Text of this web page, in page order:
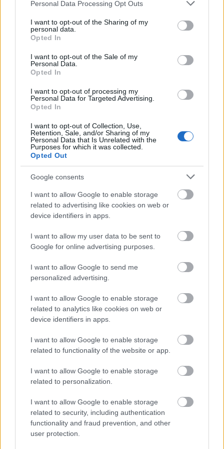
not limited to your visit or usage behaviour. You may click to
grant or deny consent to Google and its third-party tags to
use your data for below specified purposes in below Google
consent section.
Personal Data Processing Opt Outs
I want to opt-out of the Sharing of my
personal data.
Opted In
I want to opt-out of the Sale of my
Personal Data.
Opted In
I want to opt-out of processing my
Personal Data for Targeted Advertising.
Opted In
I want to opt-out of Collection, Use,
Retention, Sale, and/or Sharing of my
Personal Data that Is Unrelated with the
Purposes for which it was collected.
Opted Out
Google consents
I want to allow Google to enable storage
related to advertising like cookies on web or
device identifiers in apps.
I want to allow my user data to be sent to
Google for online advertising purposes.
I want to allow Google to send me
personalized advertising.
I want to allow Google to enable storage
related to analytics like cookies on web or
device identifiers in apps.
I want to allow Google to enable storage
related to functionality of the website or app.
I want to allow Google to enable storage
related to personalization.
I want to allow Google to enable storage
related to security, including authentication
functionality and fraud prevention, and other
user protection.
τμήμα της σύμβασης με τις διασυνδέσεις Ρόδος-
Σκύρος-Λέσβος, Χίος-Σάμος, Αίγινα-Μέγαρα και
Κεφαλλονιά-Κυλλήνη, κατακυρώθηκε στην
Prysmian Powerlink Srl.
διαγωνισμό με αντικείμενο τη σύναψη
συμφωνίας-πλαίσιο για τη μελέτη, προμήθεια
εξοπλισμού και εγκατάσταση νέων υποσταθμών
υψηλής τάσης καθώς και την επέκταση
υφιστάμενων υποδομών σε υπό διασύνδεση
νησιά και τα σημεία σύνδεσής τους με το
ηπειρωτικό ηλεκτρικό σύστημα, προκήρυξε ο
Ο διαγωνισμός προβλέπει την ανάπτυξη 9 νέων
υποσταθμών κλειστού τύπου, τεχνολογίας GIS,
Μυτιλήνη), Χίο, Σάμο, Κάρπαθο, Σκύρο και Τήνο
καθώς και την επέκταση δύο υποσταθμών της
Ρόδου, στη Σορωνή και στον Θερμοηλεκτρικό
Σταθμό του νησιού. Σημειώνεται ότι για τους
υποσταθμούς Δυτικής Λέσβου και Σορωνής
σχεδιάζεται επίσης η εγκατάσταση συστημάτων
στατής αντιστάθμισης ισχύος (STATCOM). Ο
ανέρχεται σε 291 εκατ. ευρώ και η διάρκεια της
συμφωνίας-πλαίσιο ορίζεται σε 4 χρόνια.
Ηλεκτρική διασύνδεση Ελλάδας-
Ιταλίας (GRITA 2)
Ο ΑΔΜΗΕ από κοινού με τον Διαχειριστή της